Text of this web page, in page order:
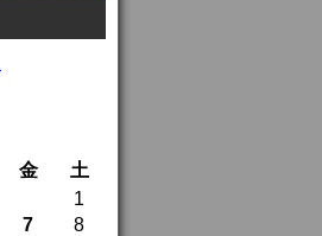
金 土
1
7
8